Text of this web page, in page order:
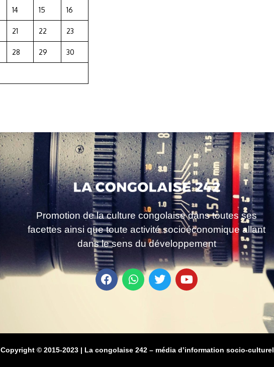
14 15 16
21 22 23
28 29 30
Promotion de la culture congolaise dans toutes ses
facettes ainsi que toute activité socioéconomique allant
dans le sens du développement
Copyright © 2015-2023 | La congolaise 242 – média d’information socio-culturel